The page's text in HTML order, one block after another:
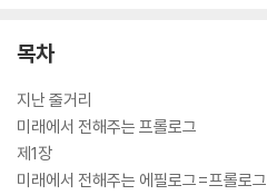
목차
지난 줄거리
미래에서 전해주는 프롤로그
제1장
미래에서 전해주는 에필로그=프롤로그